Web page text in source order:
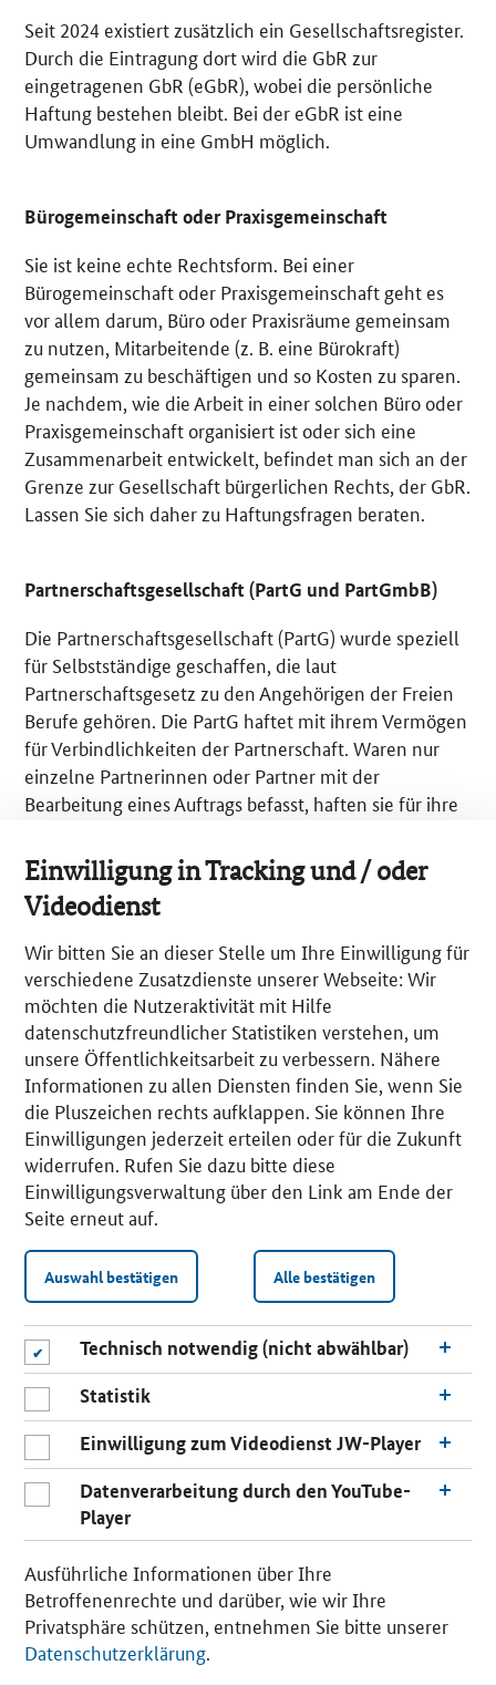
Seit 2024 existiert zusätzlich ein Gesellschaftsregister.
Durch die Eintragung dort wird die GbR zur
eingetragenen GbR (eGbR), wobei die persönliche
Haftung bestehen bleibt. Bei der eGbR ist eine
Umwandlung in eine GmbH möglich.
Bürogemeinschaft oder Praxisgemeinschaft
Sie ist keine echte Rechtsform. Bei einer
Bürogemeinschaft oder Praxisgemeinschaft geht es
vor allem darum, Büro­ oder Praxisräume gemeinsam
zu nutzen, Mitarbeitende (z. B. eine Bürokraft)
gemeinsam zu beschäftigen und so Kosten zu sparen.
Je nachdem, wie die Arbeit in einer solchen Büro­ oder
Praxisgemeinschaft organisiert ist oder sich eine
Zusammenarbeit entwickelt, befindet man sich an der
Grenze zur Gesellschaft bürgerlichen Rechts, der GbR.
Lassen Sie sich daher zu Haftungsfragen beraten.
Partnerschaftsgesellschaft (PartG und PartGmbB)
Die Partnerschaftsgesellschaft (PartG) wurde speziell
für Selbstständige geschaffen, die laut
Partnerschaftsgesetz zu den Angehörigen der Freien
Berufe gehören. Die PartG haftet mit ihrem Vermögen
für Verbindlichkeiten der Partnerschaft. Waren nur
einzelne Partnerinnen oder Partner mit der
Bearbeitung eines Auftrags befasst, haften sie für ihre
Bei der Partnerschaftsgesellschaft mit beschränkter
Berufshaftung (PartGmbB) haftet für berufliche Fehler
Gesellschaftsvermögen. Die Haftung einzelner
Partnerinnen und Partner für persönliche Fehler
entfällt. Für alle anderen Verbindlichkeiten der
Partnerschaft haften auch hier die Partnerinnen und
Partner mit ihrem Privatvermögen. Eine spezielle
Berufshaftpflichtversicherung für diese Rechtsform ist
Pflicht. Der Geltungsbereich der PartGmbB ist bisher
auf einzelne Freie Berufe, wie z. B.
Rechtsanwältinnen/-anwälte, Ärztinnen/Ärzte u.a.
beschränkt. Die Einzelheiten regelt das jeweilige
Sowohl der PartG- als auch der PartGmbB-Vertrag
notariell beglaubigt werden. Ein Mindestkapital ist
nicht erforderlich. PartG und PartGmbB müssen im
Partnerschaftsregister beim Amtsgericht eingetragen
werden.
Weitere Möglichkeiten:OHG,KGoderGmbH & Co.
KG
Seit 2024 können Freiberuflerinnen und Freiberufler
auch in Form einer offenen Handelsgesellschaft
(OHG), einer Kommanditgesellschaft (KG) oder einer
GmbH & Co. KG gründen. Auch bestehende
Unternehmen, die bislang beispielsweise als GbR
n
Einwilligung in Tracking und / oder
Videodienst
Wir bitten Sie an dieser Stelle um Ihre Einwilligung für
verschiedene Zusatzdienste unserer Webseite: Wir
möchten die Nutzeraktivität mit Hilfe
datenschutzfreundlicher Statistiken verstehen, um
unsere Öffentlichkeitsarbeit zu verbessern. Nähere
Informationen zu allen Diensten finden Sie, wenn Sie
die Pluszeichen rechts aufklappen. Sie können Ihre
Einwilligungen jederzeit erteilen oder für die Zukunft
widerrufen. Rufen Sie dazu bitte diese
Einwilligungsverwaltung über den Link am Ende der
Seite erneut auf.
Auswahl bestätigen Alle bestätigen
Technisch notwendig (nicht abwählbar)
Statistik
Einwilligung zum Videodienst JW-Player
Datenverarbeitung durch den YouTube-
Player
Ausführliche Informationen über Ihre
Betroffenenrechte und darüber, wie wir Ihre
Privatsphäre schützen, entnehmen Sie bitte unserer
Datenschutzerklärung.